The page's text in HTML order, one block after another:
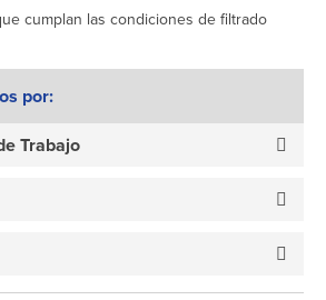
por:
Trabajo
cumplan las condiciones de filtrado